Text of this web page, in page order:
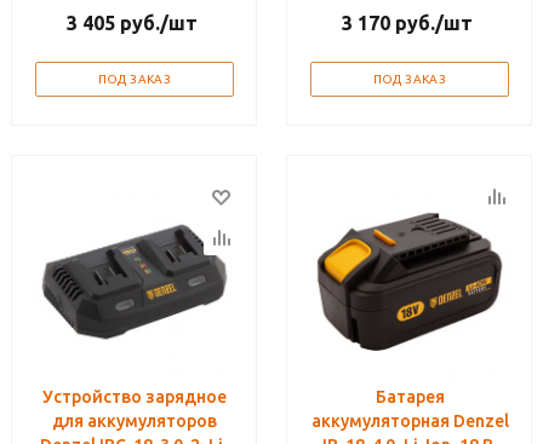
3 405 руб./шт
ПОД ЗАКАЗ
3 170 руб./шт
ПОД ЗАКАЗ
Устройство зарядное
для аккумуляторов
Батарея
аккумуляторная Denzel